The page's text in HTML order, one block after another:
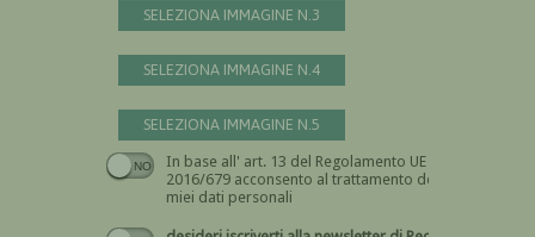
SELEZIONA IMMAGINE N.3
SELEZIONA IMMAGINE N.4
SELEZIONA IMMAGINE N.5
In base all' art. 13 del Regolamento UE n.
2016/679 acconsento al trattamento dei
miei dati personali
Devi dare il consenso